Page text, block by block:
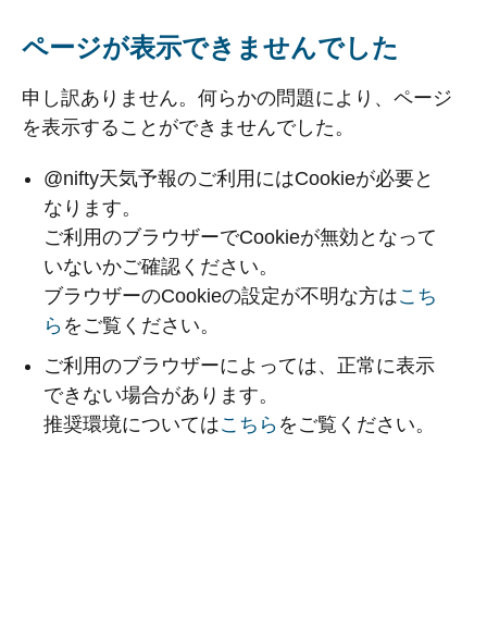
ページが表示できませんでした
申し訳ありません。何らかの問題により、ページ
を表示することができませんでした。
@nifty天気予報のご利用にはCookieが必要と
なります。
ご利用のブラウザーでCookieが無効となって
いないかご確認ください。
ブラウザーのCookieの設定が不明な方はこち
ら をご覧ください。
ご利用のブラウザーによっては、正常に表示
できない場合があります。
推奨環境についてはこちら をご覧ください。